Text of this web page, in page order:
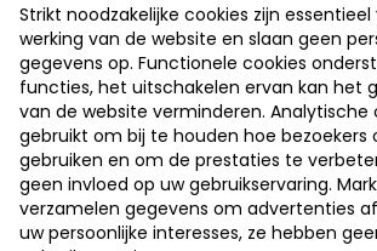
Aanmelden Word
Disclaimer|
Strikt noodzakelijke cookies zijn
werking van de website en slaan geen
gegevens op. Functionele cookies
functies, het uitschakelen ervan kan het
van de website verminderen. Analytische
gebruikt om bij te houden hoe bezoekers
gebruiken en om de prestaties te
geen invloed op uw gebruikservaring.
verzamelen gegevens om advertenties
uw persoonlijke interesses, ze hebben
© 2026 Vlaamse Federatie van
Webdesign & development by